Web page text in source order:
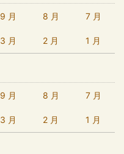
9 月 8 月 7 月
3 月 2 月 1 月
9 月 8 月 7 月
3 月 2 月 1 月